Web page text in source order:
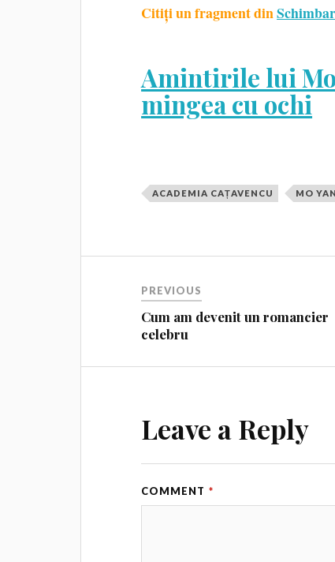
Citiți un fragment din
Amintirile lui Mo
mingea cu ochi
ACADEMIA CAȚAVENCU MO YAN
PREVIOUS
Cum am devenit un romancier
celebru
Leave a Reply
COMMENT *